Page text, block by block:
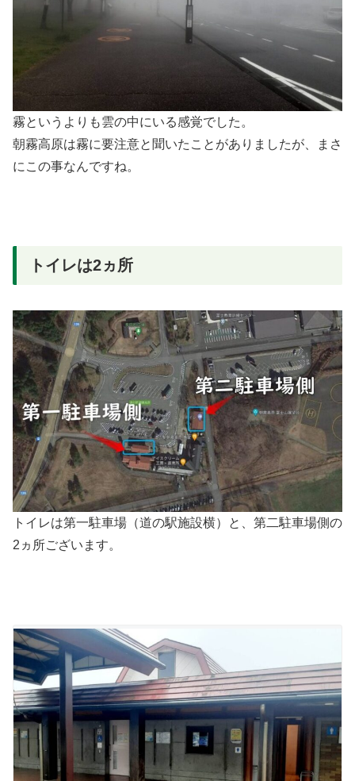
霧というよりも雲の中にいる感覚でした。
朝霧高原は霧に要注意と聞いたことがありましたが、まさ
にこの事なんですね。
トイレは2ヵ所
トイレは第一駐車場（道の駅施設横）と、第二駐車場側の
2ヵ所ございます。